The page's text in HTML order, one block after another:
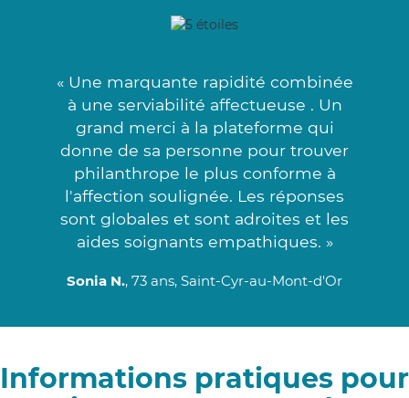
« Une marquante rapidité combinée
à une serviabilité affectueuse . Un
grand merci à la plateforme qui
donne de sa personne pour trouver
philanthrope le plus conforme à
l'affection soulignée. Les réponses
sont globales et sont adroites et les
aides soignants empathiques. »
Sonia N., 73 ans, Saint-Cyr-au-Mont-d'Or
Informations pratiques pour